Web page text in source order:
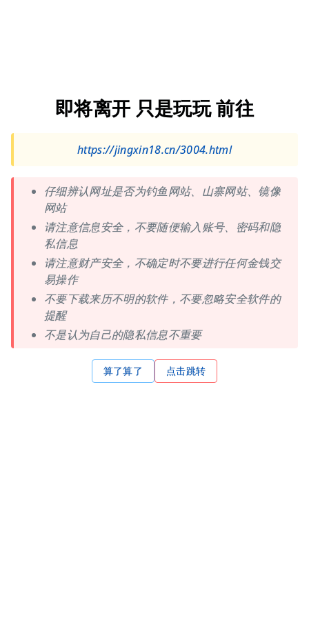
即将离开 只是玩玩 前往
https://jingxin18.cn/3004.html
仔细辨认网址是否为钓鱼网站、山寨网站、镜像
网站
请注意信息安全，不要随便输入账号、密码和隐
私信息
请注意财产安全，不确定时不要进行任何金钱交
易操作
不要下载来历不明的软件，不要忽略安全软件的
提醒
不是认为自己的隐私信息不重要
算了算了 点击跳转